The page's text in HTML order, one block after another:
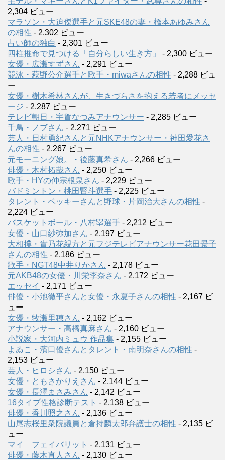
2,304 ビュー
マラソン・大迫傑選手と元SKE48の妻・橋本あゆみさん
の相性 - 2,302 ビュー
占い師の独白 - 2,301 ビュー
四柱推命で見つける「自分らしい生き方」
- 2,300 ビュー
女優・広瀬すずさん - 2,291 ビュー
競泳・萩野公介選手と歌手・miwaさんの相性 - 2,288 ビュ
ー
女優・樹木希林さんが、生きづらさを抱える若者にメッセ
ージ - 2,287 ビュー
テレビ朝日・宇賀なつみアナウンサー - 2,285 ビュー
千鳥・ノブさん - 2,271 ビュー
芸人・日村勇紀さんと元NHKアナウンサー・神田愛花さ
んの相性 - 2,267 ビュー
元モーニング娘。・後藤真希さん - 2,266 ビュー
俳優・木村拓哉さん - 2,250 ビュー
歌手・HYの仲宗根泉さん - 2,229 ビュー
バドミントン・桃田賢斗選手 - 2,225 ビュー
タレント・ベッキーさんと野球・片岡治大さんの相性 -
2,224 ビュー
バスケットボール・八村塁選手 - 2,212 ビュー
女優・山口紗弥加さん - 2,197 ビュー
大相撲・貴乃花親方と元フジテレビアナウンサー花田景子
さんの相性 - 2,186 ビュー
歌手・NGT48中井りかさん - 2,178 ビュー
元AKB48の女優・川栄李奈さん - 2,172 ビュー
エッセイ - 2,171 ビュー
俳優・小池徹平さんと女優・永夏子さんの相性 - 2,167 ビ
ュー
女優・牧瀬里穂さん - 2,162 ビュー
アナウンサー・高橋真麻さん - 2,160 ビュー
小説家・大河内ミュウ 作品集 - 2,155 ビュー
よゐこ・濱口優さんとタレント・南明奈さんの相性 -
2,153 ビュー
芸人・ヒロシさん - 2,150 ビュー
女優・ともさかりえさん - 2,144 ビュー
女優・長澤まさみさん - 2,142 ビュー
16タイプ性格診断テスト - 2,138 ビュー
俳優・香川照之さん - 2,136 ビュー
山尾志桜里衆院議員と倉持麟太郎弁護士の相性 - 2,135 ビ
ュー
マイ フェイバリット - 2,131 ビュー
俳優・藤木直人さん - 2,130 ビュー